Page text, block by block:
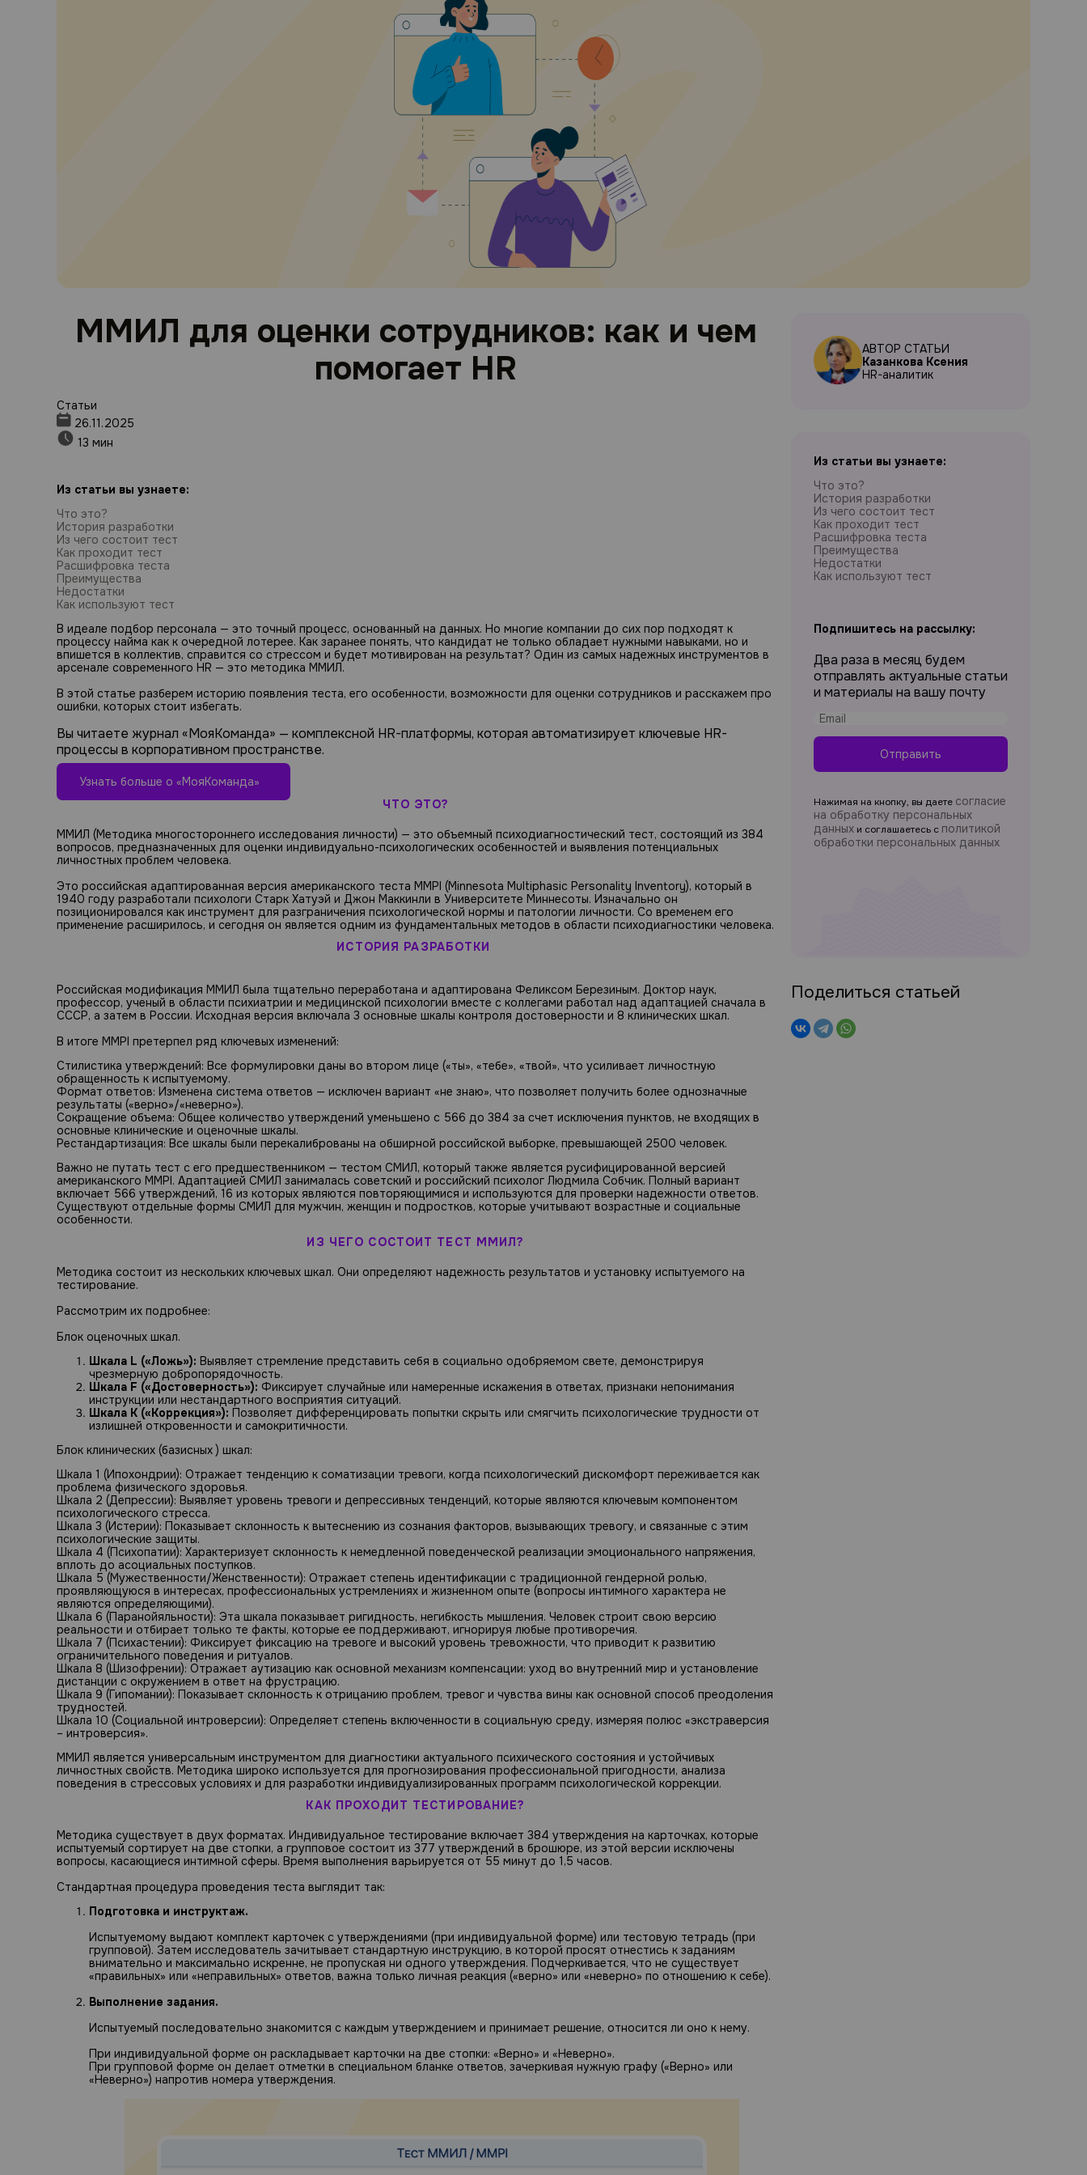
ММИЛ для оценки сотрудников: как и чем
помогает HR
Статьи
26.11.2025
13 мин
Из статьи вы узнаете:
Что это?
История разработки
Из чего состоит тест
Как проходит тест
Расшифровка теста
Преимущества
Недостатки
Как используют тест
В идеале подбор персонала — это точный процесс, основанный на данных. Но многие компании до сих пор подходят к
процессу найма как к очередной лотерее. Как заранее понять, что кандидат не только обладает нужными навыками, но и
впишется в коллектив, справится со стрессом и будет мотивирован на результат? Один из самых надежных инструментов в
арсенале современного HR — это методика ММИЛ.
В этой статье разберем историю появления теста, его особенности, возможности для оценки сотрудников и расскажем про
ошибки, которых стоит избегать.
Вы читаете журнал «МояКоманда» — комплексной HR-платформы, которая автоматизирует ключевые HR-
процессы в корпоративном пространстве.
Узнать больше о «МояКоманда»
ЧТО ЭТО?
ММИЛ (Методика многостороннего исследования личности) — это объемный психодиагностический тест, состоящий из 384
вопросов, предназначенных для оценки индивидуально-психологических особенностей и выявления потенциальных
личностных проблем человека.
Это российская адаптированная версия американского теста MMPI (Minnesota Multiphasic Personality Inventory), который в
1940 году разработали психологи Старк Хатуэй и Джон Маккинли в Университете Миннесоты. Изначально он
позиционировался как инструмент для разграничения психологической нормы и патологии личности. Со временем его
применение расширилось, и сегодня он является одним из фундаментальных методов в области психодиагностики человека.
ИСТОРИЯ РАЗРАБОТКИ
Российская модификация ММИЛ была тщательно переработана и адаптирована Феликсом Березиным. Доктор наук,
профессор, ученый в области психиатрии и медицинской психологии вместе с коллегами работал над адаптацией сначала в
СССР, а затем в России. Исходная версия включала 3 основные шкалы контроля достоверности и 8 клинических шкал.
В итоге MMPI претерпел ряд ключевых изменений:
Стилистика утверждений: Все формулировки даны во втором лице («ты», «тебе», «твой», что усиливает личностную
обращенность к испытуемому.
Формат ответов: Изменена система ответов — исключен вариант «не знаю», что позволяет получить более однозначные
результаты («верно»/«неверно»).
Сокращение объема: Общее количество утверждений уменьшено с 566 до 384 за счет исключения пунктов, не входящих в
основные клинические и оценочные шкалы.
Рестандартизация: Все шкалы были перекалиброваны на обширной российской выборке, превышающей 2500 человек.
Важно не путать тест с его предшественником — тестом СМИЛ, который также является русифицированной версией
американского MMPI. Адаптацией СМИЛ занималась советский и российский психолог Людмила Собчик. Полный вариант
включает 566 утверждений, 16 из которых являются повторяющимися и используются для проверки надежности ответов.
Существуют отдельные формы СМИЛ для мужчин, женщин и подростков, которые учитывают возрастные и социальные
особенности.
ИЗ ЧЕГО СОСТОИТ ТЕСТ ММИЛ?
Методика состоит из нескольких ключевых шкал. Они определяют надежность результатов и установку испытуемого на
тестирование.
Рассмотрим их подробнее:
Блок оценочных шкал.
Шкала L («Ложь»): Выявляет стремление представить себя в социально одобряемом свете, демонстрируя
чрезмерную добропорядочность.
Шкала F («Достоверность»): Фиксирует случайные или намеренные искажения в ответах, признаки непонимания
инструкции или нестандартного восприятия ситуаций.
Шкала K («Коррекция»): Позволяет дифференцировать попытки скрыть или смягчить психологические трудности от
излишней откровенности и самокритичности.
Блок клинических (базисных ) шкал:
Шкала 1 (Ипохондрии): Отражает тенденцию к соматизации тревоги, когда психологический дискомфорт переживается как
проблема физического здоровья.
Шкала 2 (Депрессии): Выявляет уровень тревоги и депрессивных тенденций, которые являются ключевым компонентом
психологического стресса.
Шкала 3 (Истерии): Показывает склонность к вытеснению из сознания факторов, вызывающих тревогу, и связанные с этим
психологические защиты.
Шкала 4 (Психопатии): Характеризует склонность к немедленной поведенческой реализации эмоционального напряжения,
вплоть до асоциальных поступков.
Шкала 5 (Мужественности/Женственности): Отражает степень идентификации с традиционной гендерной ролью,
проявляющуюся в интересах, профессиональных устремлениях и жизненном опыте (вопросы интимного характера не
являются определяющими).
Шкала 6 (Паранойяльности): Эта шкала показывает ригидность, негибкость мышления. Человек строит свою версию
реальности и отбирает только те факты, которые ее поддерживают, игнорируя любые противоречия.
Шкала 7 (Психастении): Фиксирует фиксацию на тревоге и высокий уровень тревожности, что приводит к развитию
ограничительного поведения и ритуалов.
Шкала 8 (Шизофрении): Отражает аутизацию как основной механизм компенсации: уход во внутренний мир и установление
дистанции с окружением в ответ на фрустрацию.
Шкала 9 (Гипомании): Показывает склонность к отрицанию проблем, тревог и чувства вины как основной способ преодоления
трудностей.
Шкала 10 (Социальной интроверсии): Определяет степень включенности в социальную среду, измеряя полюс «экстраверсия
– интроверсия».
ММИЛ является универсальным инструментом для диагностики актуального психического состояния и устойчивых
личностных свойств. Методика широко используется для прогнозирования профессиональной пригодности, анализа
поведения в стрессовых условиях и для разработки индивидуализированных программ психологической коррекции.
КАК ПРОХОДИТ ТЕСТИРОВАНИЕ?
Методика существует в двух форматах. Индивидуальное тестирование включает 384 утверждения на карточках, которые
испытуемый сортирует на две стопки, а групповое состоит из 377 утверждений в брошюре, из этой версии исключены
вопросы, касающиеся интимной сферы. Время выполнения варьируется от 55 минут до 1,5 часов.
Стандартная процедура проведения теста выглядит так:
Подготовка и инструктаж.
Испытуемому выдают комплект карточек с утверждениями (при индивидуальной форме) или тестовую тетрадь (при
групповой). Затем исследователь зачитывает стандартную инструкцию, в которой просят отнестись к заданиям
внимательно и максимально искренне, не пропуская ни одного утверждения. Подчеркивается, что не существует
«правильных» или «неправильных» ответов, важна только личная реакция («верно» или «неверно» по отношению к себе).
Выполнение задания.
Испытуемый последовательно знакомится с каждым утверждением и принимает решение, относится ли оно к нему.
При индивидуальной форме он раскладывает карточки на две стопки: «Верно» и «Неверно».
При групповой форме он делает отметки в специальном бланке ответов, зачеркивая нужную графу («Верно» или
«Неверно») напротив номера утверждения.
АВТОР СТАТЬИ
Казанкова Ксения
HR-аналитик
Из статьи вы узнаете:
Что это?
История разработки
Из чего состоит тест
Как проходит тест
Расшифровка теста
Преимущества
Недостатки
Как используют тест
Подпишитесь на рассылку:
Два раза в месяц будем
отправлять актуальные статьи
и материалы на вашу почту
Отправить
Нажимая на кнопку, вы даете согласие
на обработку персональных
данных и соглашаетесь c политикой
обработки персональных данных
Поделиться статьей